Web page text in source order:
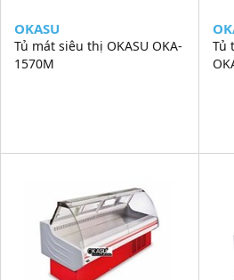
OKASU
Tủ mát siêu thị OKASU OKA-
1570M
Tủ